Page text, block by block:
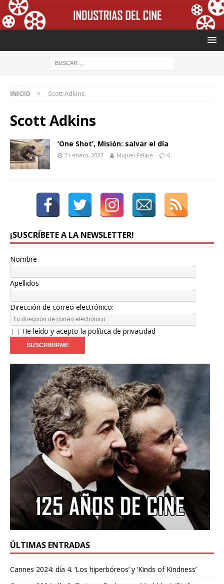
INICIO Scott Adkins
Scott Adkins
‘One Shot’, Misión: salvar el día
21 enero, 2022 Miquel Felipe 0
¡SUSCRÍBETE A LA NEWSLETTER!
Nombre
Apellidos
Dirección de correo electrónico:
He leído y acepto la política de privacidad
ÚLTIMAS ENTRADAS
Cannes 2024: día 4. ‘Los hiperbóreos’ y ‘Kinds of Kindness’